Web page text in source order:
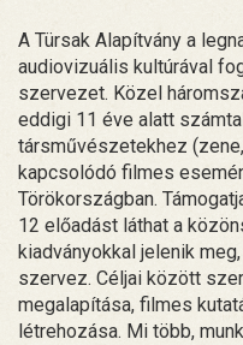
A Türsak Alapítvány a
audiovizuális kultúrával
szervezet. Közel
eddigi 11 éve alatt
társművészetekhez
kapcsolódó filmes
Törökországban.
12 előadást láthat a
kiadványokkal jelenik
szervez. Céljai között
megalapítása, filmes
létrehozása. Mi több,